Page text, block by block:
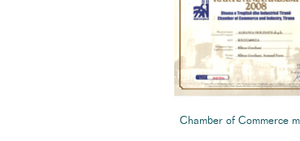
Chamber of Commerce